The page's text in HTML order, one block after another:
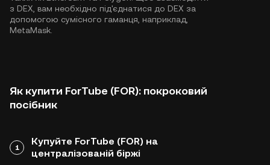
з DEX, вам необхідно під'єднатися до DEX за
допомогою сумісного гаманця, наприклад,
MetaMask.
Як купити ForTube (FOR): покроковий
посібник
1
Купуйте ForTube (FOR) на
централізованій біржі